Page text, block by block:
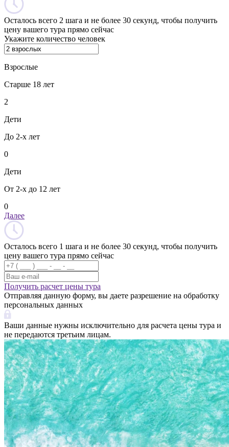
Осталось всего 2 шага и не более 30 секунд, чтобы получить
цену вашего тура прямо сейчас
Укажите количество человек
Взрослые
Старше 18 лет
2
Дети
До 2-х лет
0
Дети
От 2-х до 12 лет
0
Далее
Осталось всего 1 шага и не более 30 секунд, чтобы получить
цену вашего тура прямо сейчас
Получить расчет цены тура
Отправляя данную форму, вы даете разрешение на обработку
персональных данных
Ваши данные нужны исключительно для расчета цены тура и
не передаются третьим лицам.